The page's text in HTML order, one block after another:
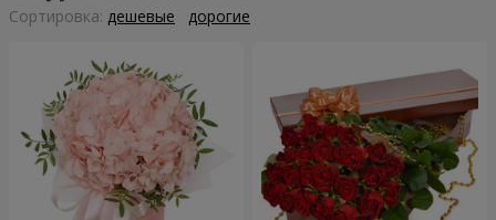
Cортировка: дешевые дорогие